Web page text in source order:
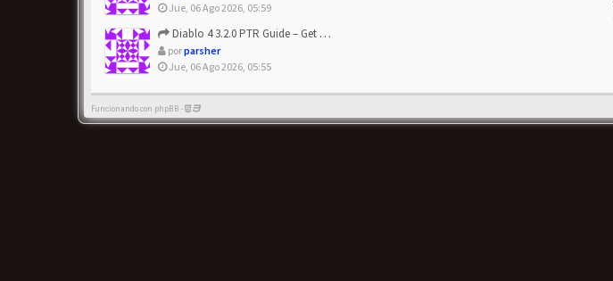
Jue, 06 Ago 2026, 05:59
Diablo 4 3.2.0 PTR Guide – Get 8% Off Items Quickly to Test ...
porparsher
Jue, 06 Ago 2026, 05:55
Funcionando con phpBB -